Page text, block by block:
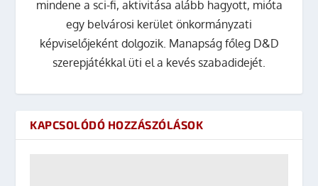
mindene a sci-fi, aktivitása alább hagyott, mióta
egy belvárosi kerület önkormányzati
képviselőjeként dolgozik. Manapság főleg D&D
szerepjátékkal üti el a kevés szabadidejét.
KAPCSOLÓDÓ HOZZÁSZÓLÁSOK